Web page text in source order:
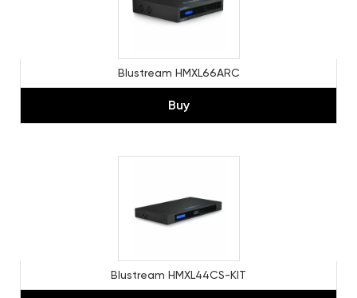
Blustream HMXL66ARC
Buy
Blustream HMXL44CS-KIT